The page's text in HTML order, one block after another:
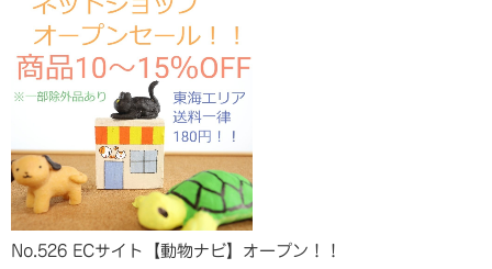
No.526 ECサイト【動物ナビ】オープン！！